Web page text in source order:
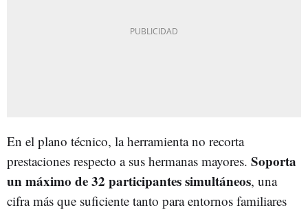
En el plano técnico, la herramienta no recorta
prestaciones respecto a sus hermanas mayores. Soporta
un máximo de 32 participantes simultáneos, una
cifra más que suficiente tanto para entornos familiares